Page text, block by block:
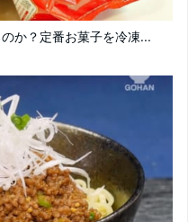
か？定番お菓子を冷凍...